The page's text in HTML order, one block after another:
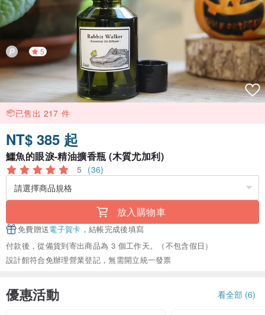
5
已售出 217 件
NT$ 385 起
鱷魚的眼淚-精油擴香瓶 (木質尤加利)
5 (36)
放入購物車
免費贈送電子賀卡 ，結帳完成後填寫
付款後，從備貨到寄出商品為 3 個工作天。（不包含假日）
設計館符合免辦理營業登記，無需開立統一發票
優惠活動 看全部 (6)